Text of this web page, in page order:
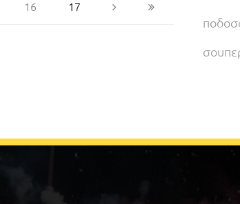
16 17